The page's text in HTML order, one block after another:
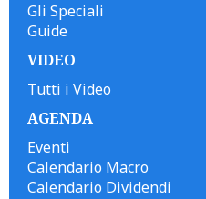
Gli Speciali
Guide
VIDEO
Tutti i Video
AGENDA
Eventi
Calendario Macro
Calendario Dividendi